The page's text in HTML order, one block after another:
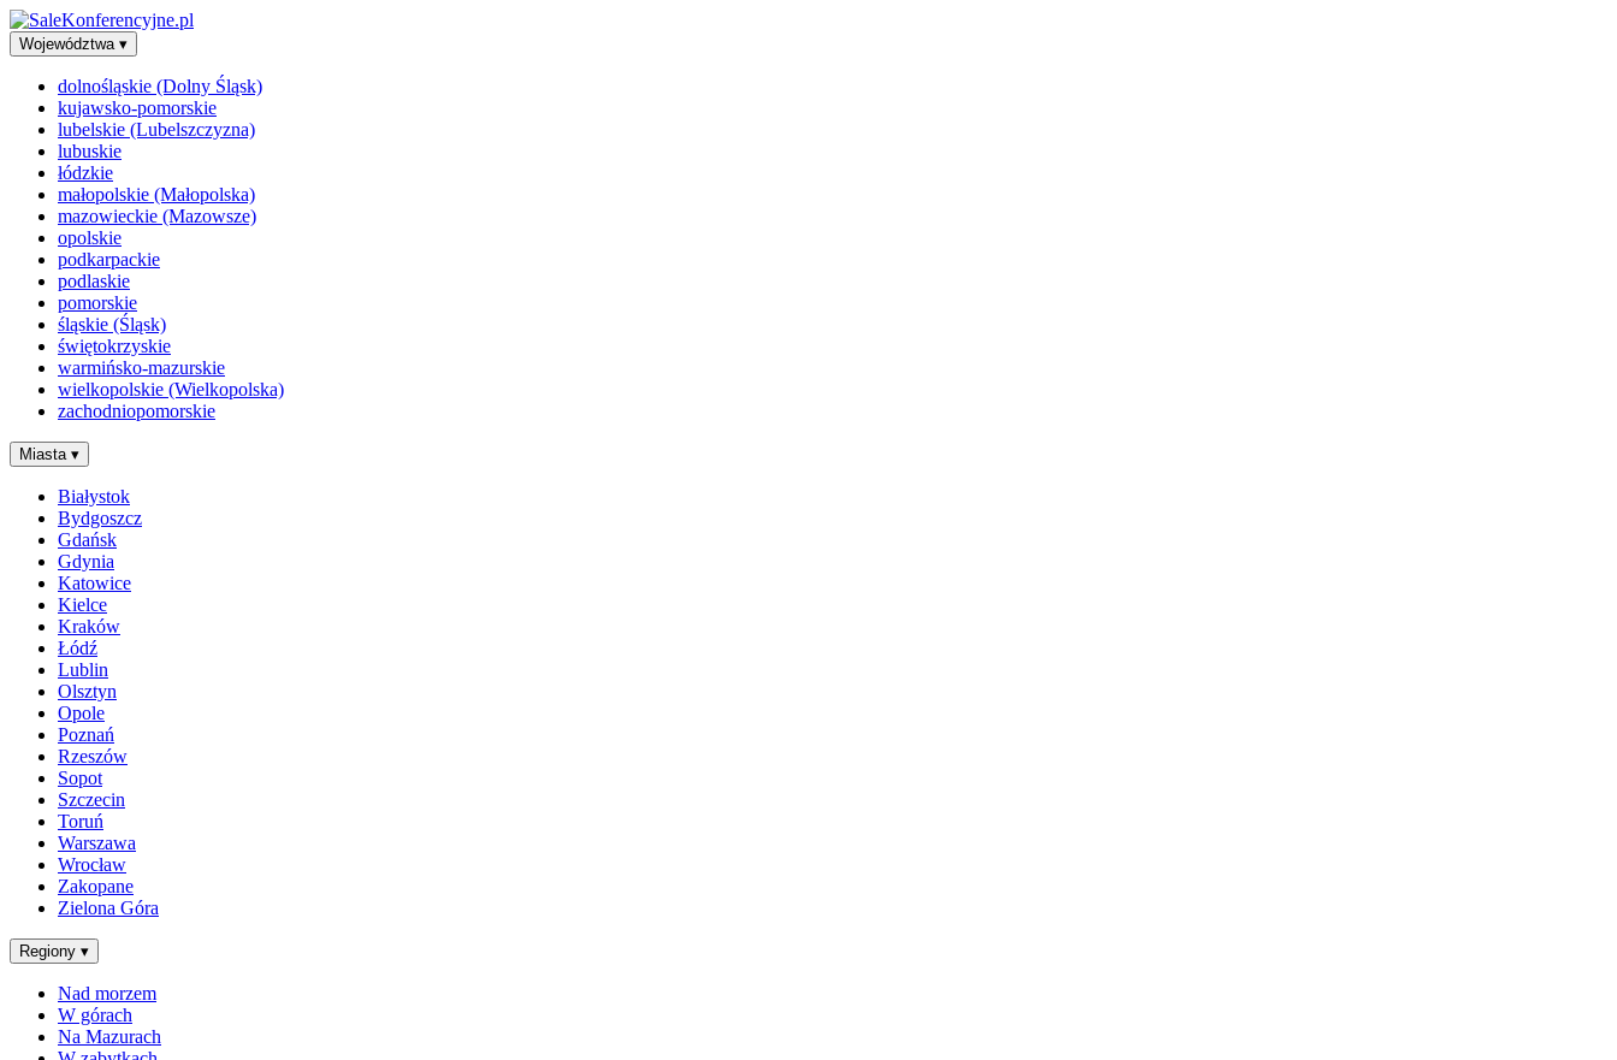
Województwa ▾
dolnośląskie (Dolny Śląsk)
kujawsko-pomorskie
lubelskie (Lubelszczyzna)
lubuskie
łódzkie
małopolskie (Małopolska)
mazowieckie (Mazowsze)
opolskie
podkarpackie
podlaskie
pomorskie
śląskie (Śląsk)
świętokrzyskie
warmińsko-mazurskie
wielkopolskie (Wielkopolska)
zachodniopomorskie
Miasta ▾
Białystok
Bydgoszcz
Gdańsk
Gdynia
Katowice
Kielce
Kraków
Łódź
Lublin
Olsztyn
Opole
Poznań
Rzeszów
Sopot
Szczecin
Toruń
Warszawa
Wrocław
Zakopane
Zielona Góra
Regiony ▾
Nad morzem
W górach
Na Mazurach